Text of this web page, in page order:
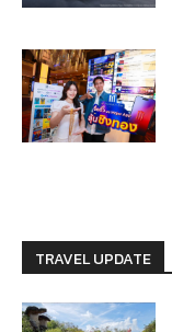
TRAVEL UPDATE